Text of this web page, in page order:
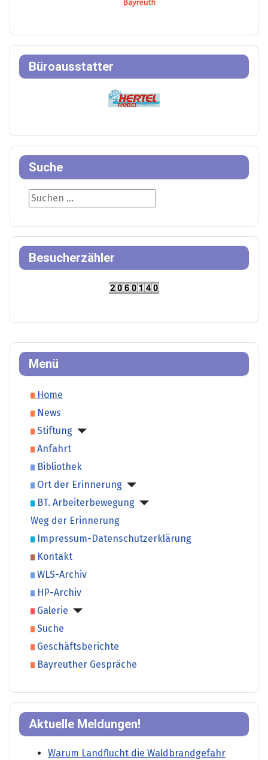
Menü
Home
News
Stiftung
Anfahrt
Bibliothek
Ort der Erinnerung
BT. Arbeiterbewegung
Weg der Erinnerung
Impressum-Datenschutzerklärung
Kontakt
WLS-Archiv
HP-Archiv
Galerie
Suche
Geschäftsberichte
Bayreuther Gespräche
Aktuelle Meldungen!
Warum Landflucht die Waldbrandgefahr
Büroausstatter
Suche
Suche
Besucherzähler